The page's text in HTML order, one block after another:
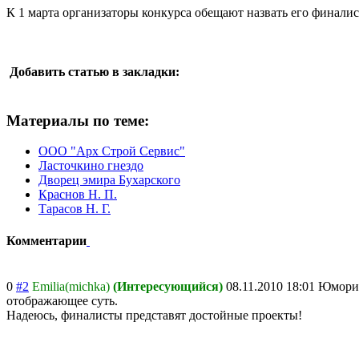
К 1 марта организаторы конкурса обещают назвать его
Добавить статью в закладки:
Материалы по теме:
ООО "Арх Строй Сервис"
Ласточкино гнездо
Дворец эмира Бухарского
Краснов Н. П.
Тарасов Н. Г.
Комментарии
0 #2 Emilia(michka) (Интересующийся) 08.11.2010 18:01
отображающее суть.
Надеюсь, финалисты представят достойные проекты!